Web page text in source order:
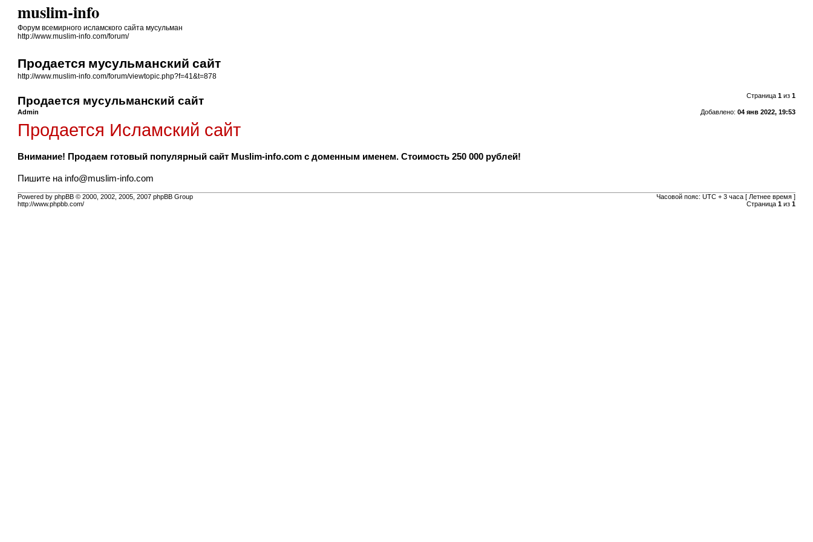
muslim-info
Форум всемирного исламского сайта мусульман
http://www.muslim-info.com/forum/
Продается мусульманский сайт
http://www.muslim-info.com/forum/viewtopic.php?f=41&t=878
Страница 1из 1
Продается мусульманский сайт
Добавлено: 04 янв 2022, 19:53
Admin
Продается Исламский сайт
Внимание! Продаем готовый популярный сайт Muslim-info.com с доменным именем. Стоимость 250 000 рублей!
Пишите на info@muslim-info.com
Часовой пояс: UTC + 3 часа [ Летнее время ]
Страница 1из 1
Powered by phpBB © 2000, 2002, 2005, 2007 phpBB Group
http://www.phpbb.com/